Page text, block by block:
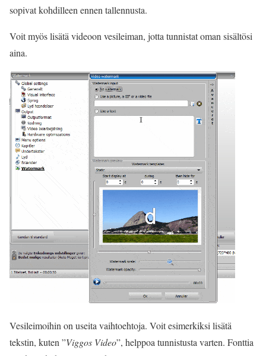
sopivat kohdilleen ennen tallennusta.
Voit myös lisätä videoon vesileiman, jotta tunnistat oman sisältösi
aina.
Vesileimoihin on useita vaihtoehtoja. Voit esimerkiksi lisätä
tekstin, kuten ”Viggos Video”, helppoa tunnistusta varten. Fonttia